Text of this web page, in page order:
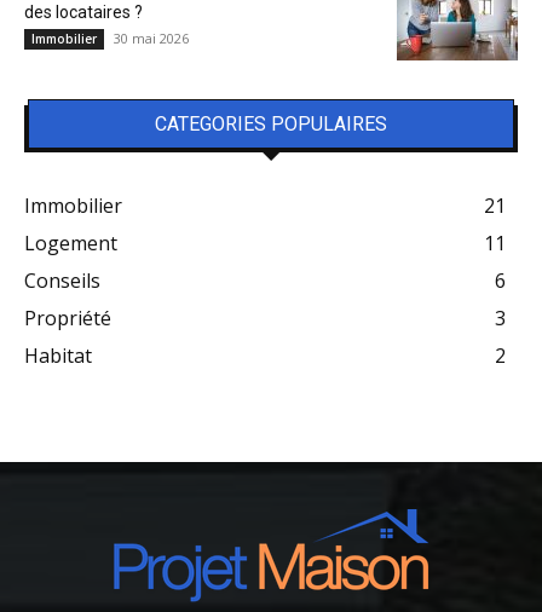
des locataires ?
Immobilier 30 mai 2026
CATEGORIES POPULAIRES
Immobilier
21
Logement
11
Conseils
6
Propriété
3
Habitat
2